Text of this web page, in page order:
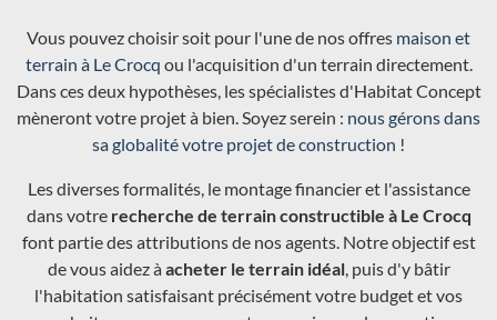
Vous pouvez choisir soit pour l'une de nos offres maison et
terrain à Le Crocq ou l'acquisition d'un terrain directement.
Dans ces deux hypothèses, les spécialistes d'Habitat Concept
mèneront votre projet à bien. Soyez serein : nous gérons dans
sa globalité votre projet de construction !
Les diverses formalités, le montage financier et l'assistance
dans votre recherche de terrain constructible à Le Crocq
font partie des attributions de nos agents. Notre objectif est
de vous aidez àacheter le terrain idéal, puis d'y bâtir
l'habitation satisfaisant précisément votre budget et vos